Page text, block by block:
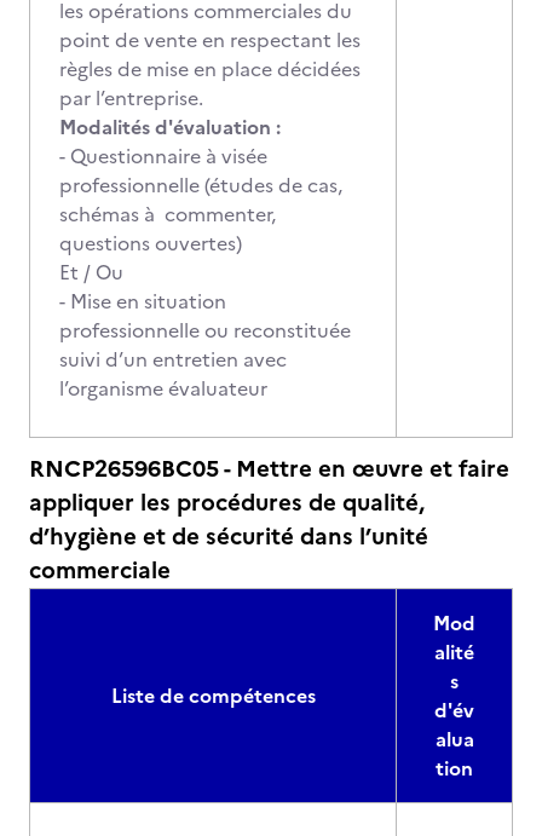
les opérations commerciales du
point de vente en respectant les
règles de mise en place décidées
par l’entreprise.
Modalités d'évaluation :
- Questionnaire à visée
professionnelle (études de cas,
schémas à commenter,
questions ouvertes)
Et / Ou
- Mise en situation
professionnelle ou reconstituée
suivi d’un entretien avec
l’organisme évaluateur
RNCP26596BC05 - Mettre en œuvre et faire
appliquer les procédures de qualité,
d’hygiène et de sécurité dans l’unité
commerciale
Liste de compétences
Mod
alité
s
d'év
alua
tion